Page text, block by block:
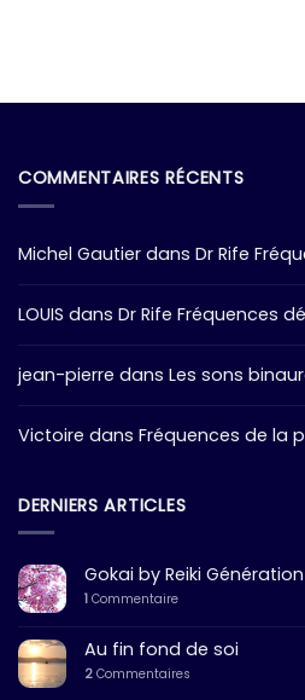
COMMENTAIRES RÉCENTS
Michel Gautier dans Dr Rife
LOUIS dans Dr Rife Fréquences
jean-pierre dans Les sons
Victoire dans Fréquences de la
DERNIERS ARTICLES
Gokai by Reiki Génération
1 Commentaire
Au fin fond de soi
2 Commentaires